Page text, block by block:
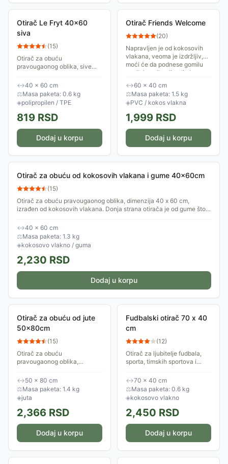
Otirač Le Fryt 40x60
siva
(15)
Otirač za obuću
pravougaonog oblika, sive
↔40 × 60 cm
⚖Masa paketa: 0.6 kg
◈polipropilen / TPE
819 RSD
Dodaj u korpu
Otirač Friends Welcome
(20)
Napravljen je od kokosovih
vlakana, veoma je izdržljiv,
moći će da podnese gomilu
novih i starih prijatelja i
↔60 × 40 cm
⚖Masa paketa: 1.5 kg
◈PVC / kokos vlakna
1,999 RSD
Dodaj u korpu
Otirač za obuću od kokosovih vlakana i gume 40x60cm
(15)
Otirač za obuću pravougaonog oblika, dimenzija 40 x 60 cm,
izrađen od kokosovih vlakana. Donja strana otirača je od gume što
↔40 × 60 cm
⚖Masa paketa: 1.3 kg
◈kokosovo vlakno / guma
2,230 RSD
Dodaj u korpu
Otirač za obuću od jute
50x80cm
(15)
Otirač za obuću
pravougaonog oblika,
od jute. Otirač je namenjen za
unutrašnji prostor.
↔50 × 80 cm
⚖Masa paketa: 1.4 kg
◈juta
2,366 RSD
Dodaj u korpu
Fudbalski otirač 70 x 40
cm
(12)
Otirač za ljubitelje fudbala,
sporta, timskih sportova i
sportskog duha.
↔70 × 40 cm
⚖Masa paketa: 0.6 kg
◈kokosovo vlakno
2,450 RSD
Dodaj u korpu